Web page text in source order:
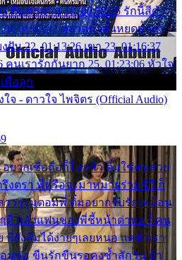
คืนทรมาน 18. 00:58:25 รักนี้สีดำ
20. 01:05:42 หยาดน้ำฝนหยดน้ำตา
ฝัน 22. 01:13:26 เขา 23. 01:16:37
คนเรารักกันยาก 25. 01:23:06 หัวใจ
เพื่อลูก
ใจ - ดาวใจ ไพจิตร (Official Audio)
ยากเชื่อถือก็ไม่กล้า ติ๋มใช่คนสวย
รึงตรา พี่หรือจะมาหมายร่วมชีวี ก็
าวๆรุมตอมพี่ ติ๋มอยากรับรักเหมือน
ดี กลัวแฟนของพี่ชี้หน้าด่าทอ ก็คน
ยังลืมได้ง่ายๆเลยหนอ แค่ตัวเรา
มซ่อ ขืนรักขืนรอคงช้ำสักวัน ถ้า